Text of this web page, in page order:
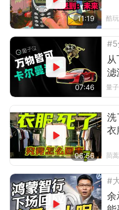
11:19 酷
07:46
#5
滤
量
06:56
洗
衣
茼
#
余